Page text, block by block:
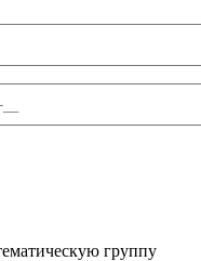
группу